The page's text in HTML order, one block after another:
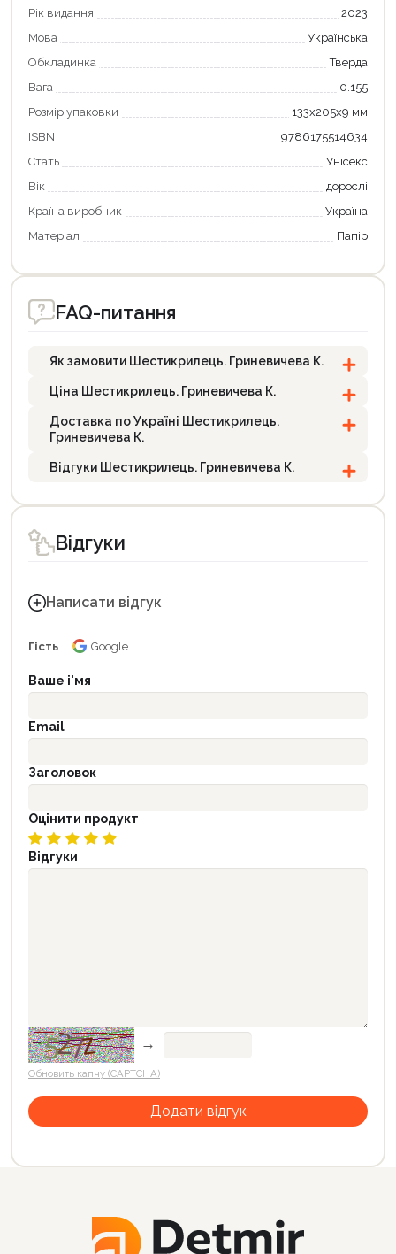
Рік видання
2023
Мова
Українська
Обкладинка
Тверда
Вага
0.155
Розмір упаковки
133х205х9 мм
ISBN
9786175514634
Стать
Унісекс
Вік
дорослі
Країна виробник
Україна
Матеріал
Папір
FAQ-питання
Як замовити Шестикрилець. Гриневичева К.
Ціна Шестикрилець. Гриневичева К.
Доставка по Україні Шестикрилець.
Гриневичева К.
Відгуки Шестикрилець. Гриневичева К.
Відгуки
Написати відгук
Гість Google
Ваше і'мя
Email
Заголовок
Оцінити продукт
Відгуки
→
Обновить капчу (CAPTCHA)